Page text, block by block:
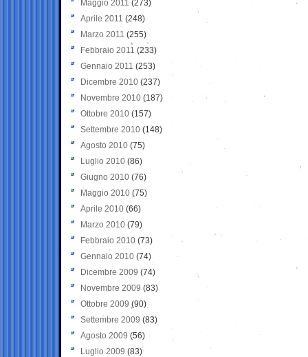
Maggio 2011 (273)
Aprile 2011 (248)
Marzo 2011 (255)
Febbraio 2011 (233)
Gennaio 2011 (253)
Dicembre 2010 (237)
Novembre 2010 (187)
Ottobre 2010 (157)
Settembre 2010 (148)
Agosto 2010 (75)
Luglio 2010 (86)
Giugno 2010 (76)
Maggio 2010 (75)
Aprile 2010 (66)
Marzo 2010 (79)
Febbraio 2010 (73)
Gennaio 2010 (74)
Dicembre 2009 (74)
Novembre 2009 (83)
Ottobre 2009 (90)
Settembre 2009 (83)
Agosto 2009 (56)
Luglio 2009 (83)